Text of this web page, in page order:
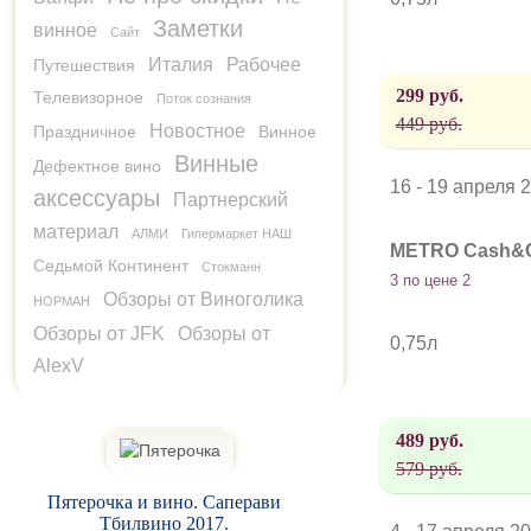
299 руб.
449 руб.
16 - 19 апреля
METRO
3 по цене 2
0,75л
489 руб.
579 руб.
винное
Сайт Заметки
Путешествия Италия Рабочее
Телевизорное Поток сознания
Праздничное Новостное
Винное
Дефектное вино
Винные
аксессуары
Партнерский
материал
АЛМИ Гипермаркет НАШ
Седьмой Континент Стокманн
НОРМАН
Обзоры от Виноголика
Обзоры от JFK
Обзоры от
AlexV
Пятерочка и вино. Саперави
Тбилвино 2017.